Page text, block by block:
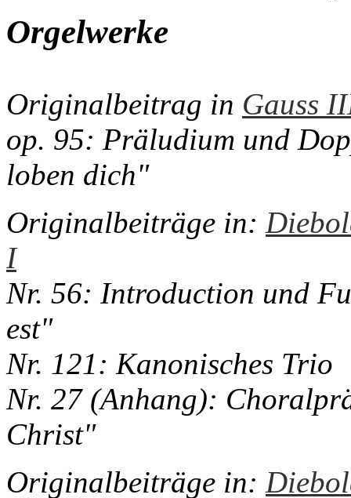
Orgelwerke
Originalbeitrag in Gauss
op. 95: Präludium und
loben dich"
Originalbeiträge in:
I
Nr. 56: Introduction und
est"
Nr. 121: Kanonisches Trio
Nr. 27 (Anhang):
Christ"
Originalbeiträge in: